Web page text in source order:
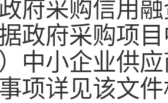
府采购信用
政府采购项
中小企业供
项详见该文